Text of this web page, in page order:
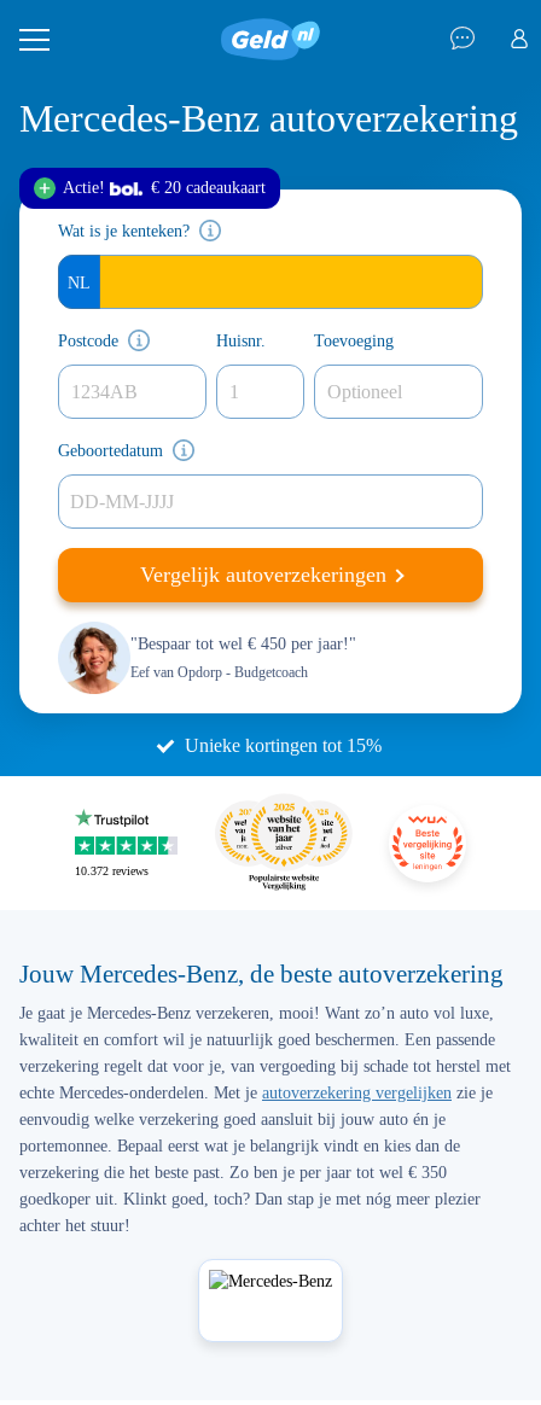
Mercedes-Benz autoverzekering
Actie! € 20 cadeaukaart
Wat is je kenteken?
Postcode Huisnr. Toevoeging
Geboortedatum
DD-MM-JJJJ
Vergelijk autoverzekeringen
"Bespaar tot wel € 450 per jaar!"
Eef van Opdorp - Budgetcoach
Unieke kortingen tot 15%
10.372 reviews
Jouw Mercedes-Benz, de beste autoverzekering
Je gaat je Mercedes-Benz verzekeren, mooi! Want zo’n auto vol luxe,
kwaliteit en comfort wil je natuurlijk goed beschermen. Een passende
verzekering regelt dat voor je, van vergoeding bij schade tot herstel met
echte Mercedes-onderdelen. Met je autoverzekering vergelijken zie je
eenvoudig welke verzekering goed aansluit bij jouw auto én je
portemonnee. Bepaal eerst wat je belangrijk vindt en kies dan de
verzekering die het beste past. Zo ben je per jaar tot wel € 350
goedkoper uit. Klinkt goed, toch? Dan stap je met nóg meer plezier
achter het stuur!